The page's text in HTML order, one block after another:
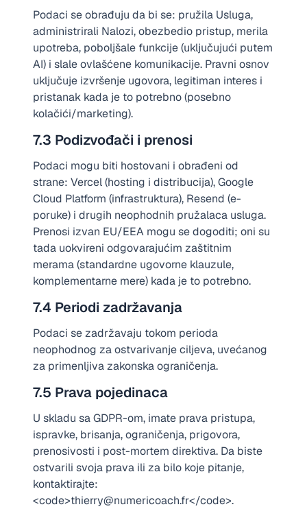
Podaci se obrađuju da bi se: pružila Usluga,
administrirali Nalozi, obezbedio pristup, merila
upotreba, poboljšale funkcije (uključujući putem
AI) i slale ovlašćene komunikacije. Pravni osnov
uključuje izvršenje ugovora, legitiman interes i
pristanak kada je to potrebno (posebno
kolačići/marketing).
7.3 Podizvođači i prenosi
Podaci mogu biti hostovani i obrađeni od
strane: Vercel (hosting i distribucija), Google
Cloud Platform (infrastruktura), Resend (e-
poruke) i drugih neophodnih pružalaca usluga.
Prenosi izvan EU/EEA mogu se dogoditi; oni su
tada uokvireni odgovarajućim zaštitnim
merama (standardne ugovorne klauzule,
komplementarne mere) kada je to potrebno.
7.4 Periodi zadržavanja
Podaci se zadržavaju tokom perioda
neophodnog za ostvarivanje ciljeva, uvećanog
za primenljiva zakonska ograničenja.
7.5 Prava pojedinaca
U skladu sa GDPR-om, imate prava pristupa,
ispravke, brisanja, ograničenja, prigovora,
prenosivosti i post-mortem direktiva. Da biste
ostvarili svoja prava ili za bilo koje pitanje,
kontaktirajte:
<code>thierry@numericoach.fr</code>.